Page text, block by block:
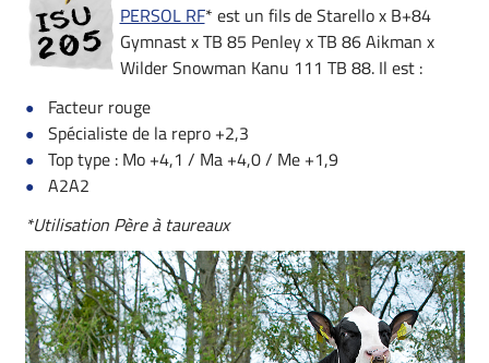
PERSOL RF* est un fils de Starello x B+84
Gymnast x TB 85 Penley x TB 86 Aikman x
Wilder Snowman Kanu 111 TB 88. Il est :
Facteur rouge
Spécialiste de la repro +2,3
Top type : Mo +4,1 / Ma +4,0 / Me +1,9
A2A2
*Utilisation Père à taureaux